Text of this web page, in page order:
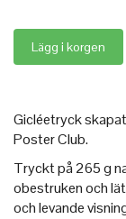
Gicléetryck
Poster Club.
Tryckt på 265 g
obestruken och
och levande